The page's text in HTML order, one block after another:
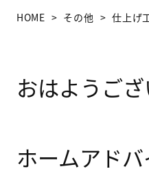
HOME その他 仕上げ
おはようござ
ホームアド